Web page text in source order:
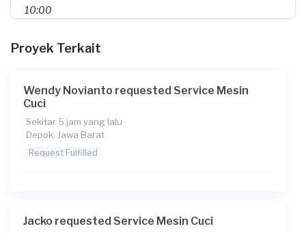
10:00
Rp75.000 + Rp11.000 (biaya layanan)
Panel listrik mesin cuci sepertinya error
Proyek Terkait
Wendy Novianto requested Service Mesin
Cuci
Sekitar 5 jam yang lalu
Depok, Jawa Barat
Request Fulfilled
Jacko requested Service Mesin Cuci